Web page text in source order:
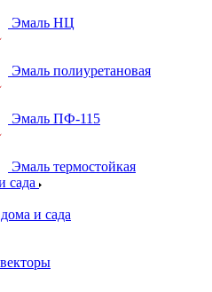
Эмаль НЦ
Эмаль полиуретановая
Эмаль ПФ-115
Эмаль термостойкая
сада
и сада